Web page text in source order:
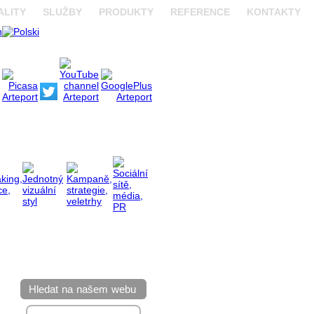
SLUŽBY PRODUKTY REFERENCE KONTAKTY
Hledat na našem webu